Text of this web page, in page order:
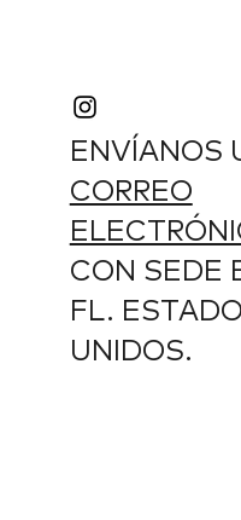
ENVÍANOS
CORREO
CON SEDE
FL.
UNIDOS.